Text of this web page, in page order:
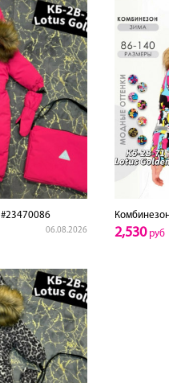
#23470086
06.08.2026 2,530руб